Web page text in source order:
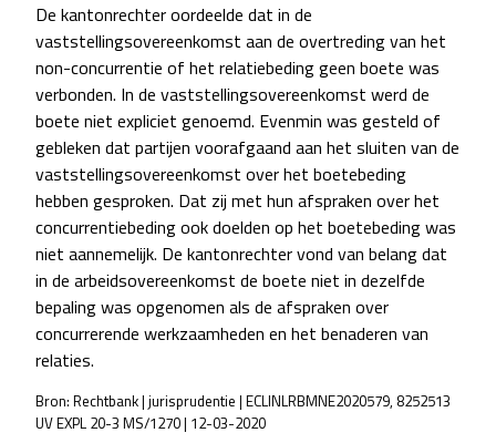
De kantonrechter oordeelde dat in de
vaststellingsovereenkomst aan de overtreding van het
non-concurrentie of het relatiebeding geen boete was
verbonden. In de vaststellingsovereenkomst werd de
boete niet expliciet genoemd. Evenmin was gesteld of
gebleken dat partijen voorafgaand aan het sluiten van de
vaststellingsovereenkomst over het boetebeding
hebben gesproken. Dat zij met hun afspraken over het
concurrentiebeding ook doelden op het boetebeding was
niet aannemelijk. De kantonrechter vond van belang dat
in de arbeidsovereenkomst de boete niet in dezelfde
bepaling was opgenomen als de afspraken over
concurrerende werkzaamheden en het benaderen van
relaties.
Bron: Rechtbank | jurisprudentie | ECLINLRBMNE2020579, 8252513
UV EXPL 20-3 MS/1270 | 12-03-2020